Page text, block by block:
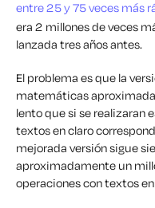
entre 25 y 75 veces más
era 2 millones de veces
lanzada tres años antes.
El problema es que la
matemáticas
lento que si se realizaran
textos en claro
mejorada versión sigue
aproximadamente un
operaciones con textos